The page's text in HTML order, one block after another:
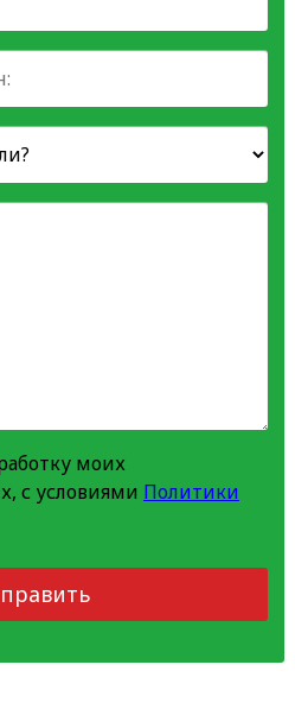
моих
с условиями Политики